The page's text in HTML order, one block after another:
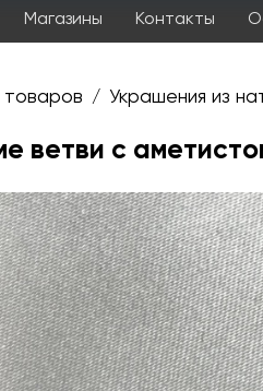
Магазины Контакты
товаров / Украшения из
ветви с